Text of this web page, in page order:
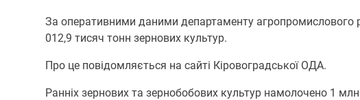
За оперативними даними департаменту агропромислового
012,9 тисяч тонн зернових культур.
Про це повідомляється на сайті Кіровоградської ОДА.
Ранніх зернових та зернобобових культур намолочено 1